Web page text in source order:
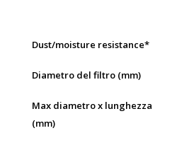
Dust/moisture resistance*
Diametro del filtro (mm)
Max diametro x lunghezza
(mm)